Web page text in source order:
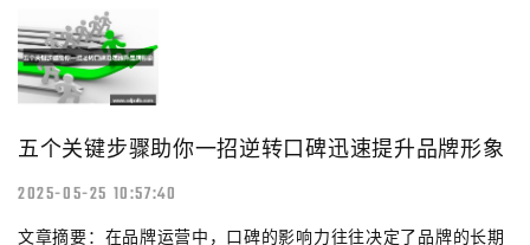
五个关键步骤助你一招逆转口碑迅速提升品牌形象
2025-05-25 10:57:40
文章摘要：在品牌运营中，口碑的影响力往往决定了品牌的长期